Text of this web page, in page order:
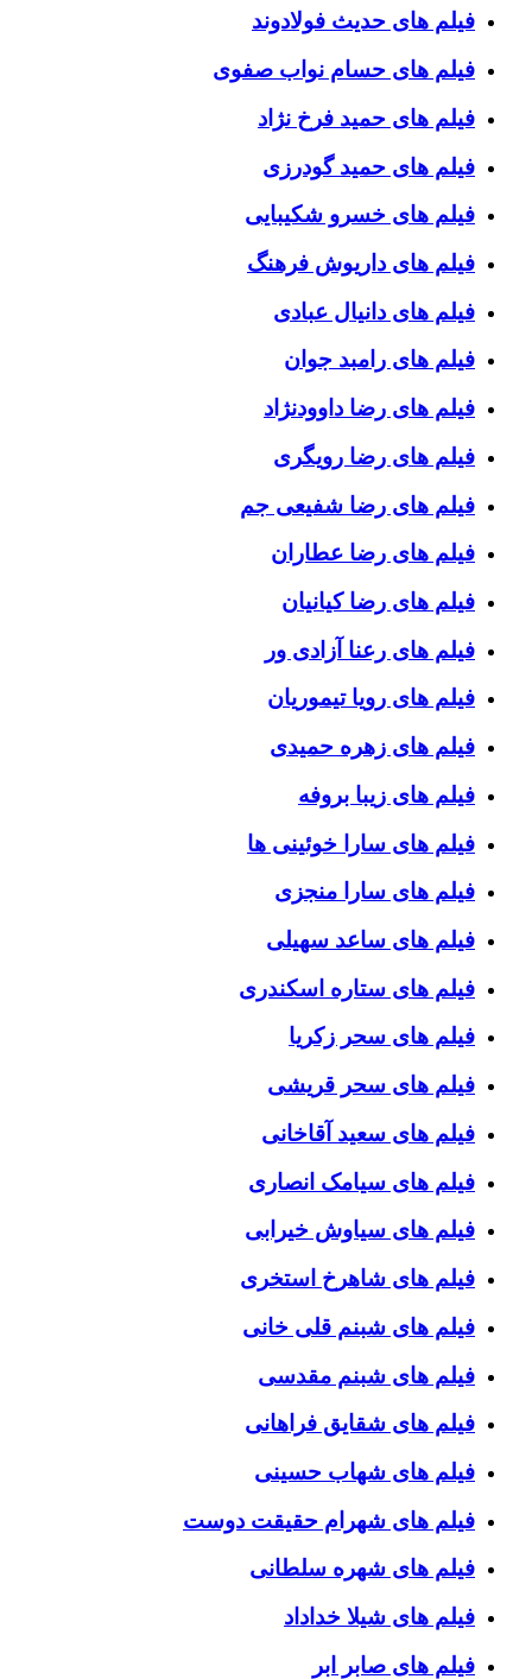
فیلم های حدیث فولادوند
فیلم های حسام نواب صفوی
فیلم های حمید فرخ نژاد
فیلم های حمید گودرزی
فیلم های خسرو شکیبایی
فیلم های داریوش فرهنگ
فیلم های دانیال عبادی
فیلم های رامبد جوان
فیلم های رضا داوودنژاد
فیلم های رضا رویگری
فیلم های رضا شفیعی جم
فیلم های رضا عطاران
فیلم های رضا کیانیان
فیلم های رعنا آزادی ور
فیلم های رویا تیموریان
فیلم های زهره حمیدی
فیلم های زیبا بروفه
فیلم های سارا خوئینی ها
فیلم های سارا منجزی
فیلم های ساعد سهیلی
فیلم های ستاره اسکندری
فیلم های سحر زکریا
فیلم های سحر قریشی
فیلم های سعید آقاخانی
فیلم های سیامک انصاری
فیلم های سیاوش خیرابی
فیلم های شاهرخ استخری
فیلم های شبنم قلی خانی
فیلم های شبنم مقدسی
فیلم های شقایق فراهانی
فیلم های شهاب حسینی
فیلم های شهرام حقیقت دوست
فیلم های شهره سلطانی
فیلم های شیلا خداداد
فیلم های صابر ابر